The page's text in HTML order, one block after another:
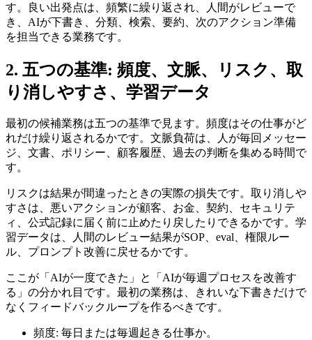
す。良い出発点は、頻繁に繰り返され、人間がレビューで
き、AIが下書き、分類、検索、要約、次のアクション準備
を担当できる業務です。
2. 五つの基準: 頻度、文脈、リスク、取
り消しやすさ、学習データ
最初の候補業務は五つの基準で見ます。頻度はその仕事がど
れだけ繰り返されるかです。文脈負荷は、人が毎回メッセー
ジ、文書、ポリシー、顧客履歴、過去の判断を集める時間で
す。
リスクは結果が間違ったときの実際の損失です。取り消しや
すさは、悪いアクションが顧客、お金、契約、セキュリテ
ィ、公式記録に届く前に止めたり戻したりできるかです。学
習データは、人間のレビュー結果がSOP、eval、権限ルー
ル、プロンプト改善に戻せるかです。
ここが「AIが一度できた」と「AIが毎週プロセスを改善す
る」の分かれ目です。最初の業務は、きれいな下書きだけで
なくフィードバックループを作るべきです。
頻度: 毎日または毎週起きる仕事か。